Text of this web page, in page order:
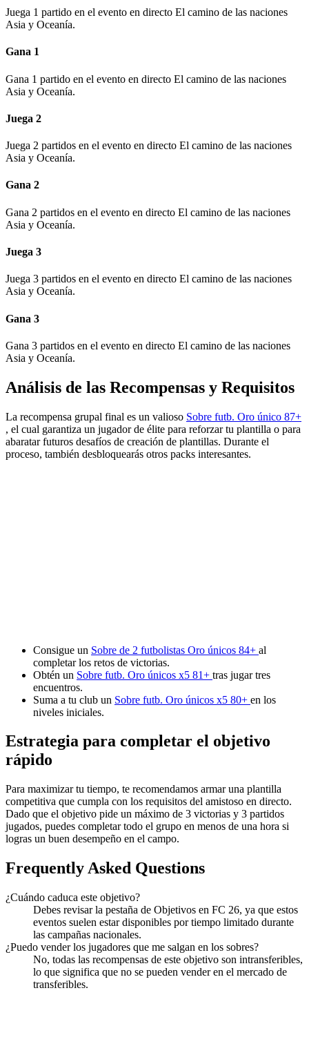
Juega 1 partido en el evento en directo El camino de las naciones
Asia y Oceanía.
Gana 1
Gana 1 partido en el evento en directo El camino de las naciones
Asia y Oceanía.
Juega 2
Juega 2 partidos en el evento en directo El camino de las naciones
Asia y Oceanía.
Gana 2
Gana 2 partidos en el evento en directo El camino de las naciones
Asia y Oceanía.
Juega 3
Juega 3 partidos en el evento en directo El camino de las naciones
Asia y Oceanía.
Gana 3
Gana 3 partidos en el evento en directo El camino de las naciones
Asia y Oceanía.
Análisis de las Recompensas y Requisitos
La recompensa grupal final es un valioso Sobre futb. Oro único 87+
, el cual garantiza un jugador de élite para reforzar tu plantilla o para
abaratar futuros desafíos de creación de plantillas. Durante el
proceso, también desbloquearás otros packs interesantes.
Consigue un Sobre de 2 futbolistas Oro únicos 84+ al
completar los retos de victorias.
Obtén un Sobre futb. Oro únicos x5 81+ tras jugar tres
encuentros.
Suma a tu club un Sobre futb. Oro únicos x5 80+ en los
niveles iniciales.
Estrategia para completar el objetivo
rápido
Para maximizar tu tiempo, te recomendamos armar una plantilla
competitiva que cumpla con los requisitos del amistoso en directo.
Dado que el objetivo pide un máximo de 3 victorias y 3 partidos
jugados, puedes completar todo el grupo en menos de una hora si
logras un buen desempeño en el campo.
Frequently Asked Questions
¿Cuándo caduca este objetivo?
Debes revisar la pestaña de Objetivos en FC 26, ya que estos
eventos suelen estar disponibles por tiempo limitado durante
las campañas nacionales.
¿Puedo vender los jugadores que me salgan en los sobres?
No, todas las recompensas de este objetivo son intransferibles,
lo que significa que no se pueden vender en el mercado de
transferibles.